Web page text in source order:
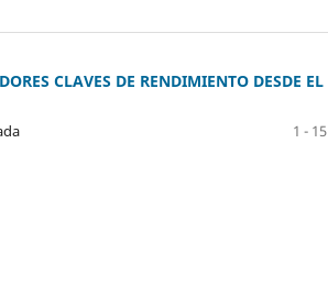
CLAVES DE RENDIMIENTO DESDE EL
1 - 15